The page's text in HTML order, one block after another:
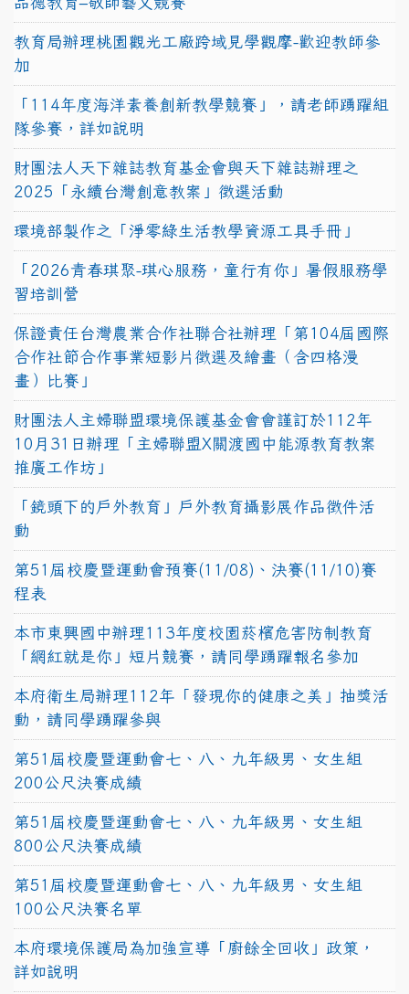
教育局辦理桃園觀光工廠跨域見學觀摩-歡迎教師參
加
「114年度海洋素養創新教學競賽」，請老師踴躍組
隊參賽，詳如說明
財團法人天下雜誌教育基金會與天下雜誌辦理之
2025「永續台灣創意教案」徵選活動
環境部製作之「淨零綠生活教學資源工具手冊」
「2026青春琪聚-琪心服務，童行有你」暑假服務學
習培訓營
保證責任台灣農業合作社聯合社辦理「第104屆國際
合作社節合作事業短影片徵選及繪畫（含四格漫
畫）比賽」
財團法人主婦聯盟環境保護基金會會謹訂於112年
10月31日辦理「主婦聯盟X關渡國中能源教育教案
推廣工作坊」
「鏡頭下的戶外教育」戶外教育攝影展作品徵件活
動
第51屆校慶暨運動會預賽(11/08)、決賽(11/10)賽
程表
本市東興國中辦理113年度校園菸檳危害防制教育
「網紅就是你」短片競賽，請同學踴躍報名參加
本府衛生局辦理112年「發現你的健康之美」抽獎活
動，請同學踴躍參與
第51屆校慶暨運動會七、八、九年級男、女生組
200公尺決賽成績
第51屆校慶暨運動會七、八、九年級男、女生組
800公尺決賽成績
第51屆校慶暨運動會七、八、九年級男、女生組
100公尺決賽名單
本府環境保護局為加強宣導「廚餘全回收」政策，
詳如說明